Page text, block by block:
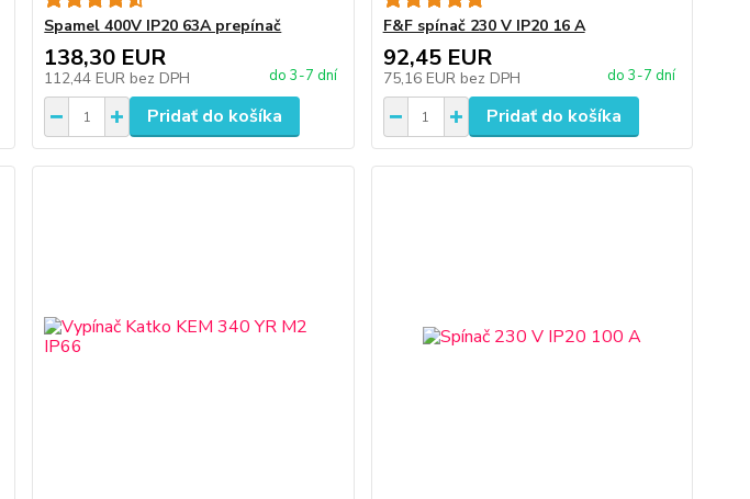
Spamel 400V IP20 63A prepínač
138,30 EUR
112,44 EUR bez DPH do 3-7 dní
Pridať do košíka
F&F spínač 230 V IP20 16 A
92,45 EUR
75,16 EUR bez DPH do 3-7 dní
Pridať do košíka